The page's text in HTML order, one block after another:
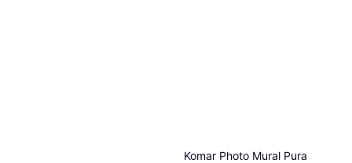
Komar Photo Mural Pura